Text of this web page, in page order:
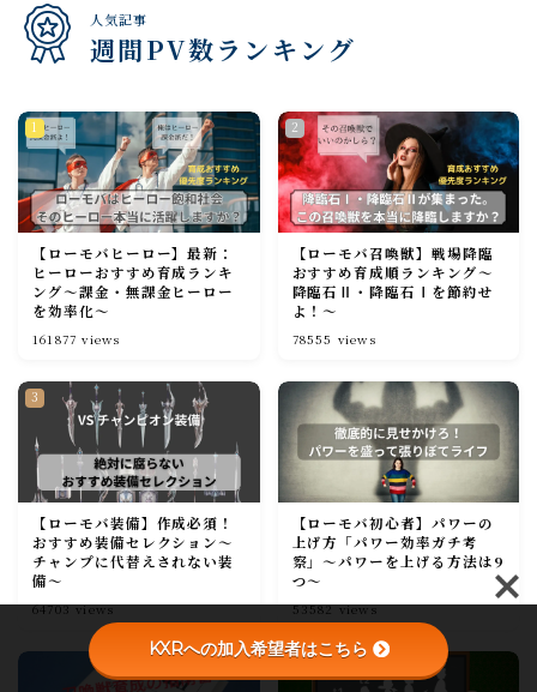
人気記事
週間PV数ランキング
【ローモバヒーロー】最新：
ヒーローおすすめ育成ランキ
ング～課金・無課金ヒーロー
を効率化～
161877 views
【ローモバ召喚獣】戦場降臨
おすすめ育成順ランキング～
降臨石Ⅱ・降臨石Ⅰを節約せ
よ！～
78555 views
【ローモバ装備】作成必須！
おすすめ装備セレクション～
チャンプに代替えされない装
備～
64703views
【ローモバ初心者】パワーの
上げ方「パワー効率ガチ考
察」～パワーを上げる方法は9
つ～
53582views
KXRへの加入希望者はこちら